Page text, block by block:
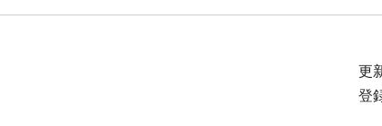
更
登